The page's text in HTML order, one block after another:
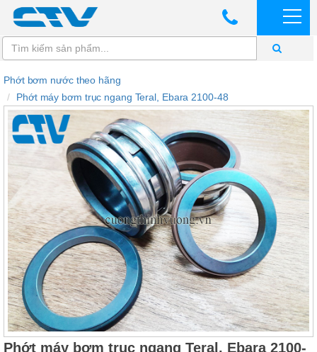
Phớt bơm nước theo hãng
Phớt máy bơm trục ngang Teral, Ebara 2100-48
Phớt máy bơm trục ngang Teral, Ebara 2100-